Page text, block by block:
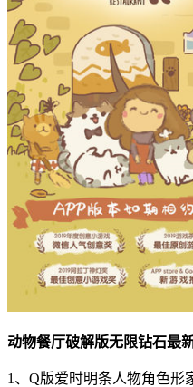
动物餐厅破解版无限钻石最
1、Q版爱时明条人物角色形